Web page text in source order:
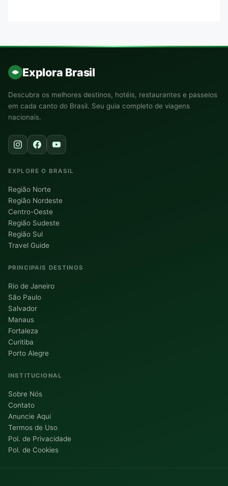
Explora Brasil
Descubra os melhores destinos, hotéis, restaurantes e passeios
em cada canto do Brasil. Seu guia completo de viagens
nacionais.
EXPLORE O BRASIL
Região Norte
Região Nordeste
Centro-Oeste
Região Sudeste
Região Sul
Travel Guide
PRINCIPAIS DESTINOS
Rio de Janeiro
São Paulo
Salvador
Manaus
Fortaleza
Curitiba
Porto Alegre
INSTITUCIONAL
Sobre Nós
Contato
Anuncie Aqui
Termos de Uso
Pol. de Privacidade
Pol. de Cookies